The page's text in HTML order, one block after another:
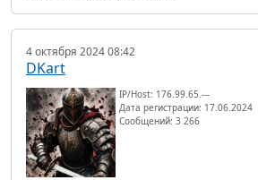
4 октября 2024 08:42
DKart
IP/Host: 176.99.65.---
Дата регистрации: 17.06.2024
Сообщений: 3 266